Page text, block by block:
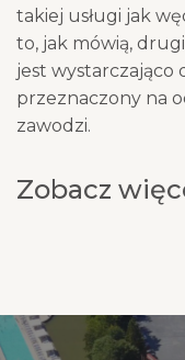
takiej usługi jak
to, jak mówią,
jest wystarczająco
przeznaczony na
zawodzi.
Zobacz